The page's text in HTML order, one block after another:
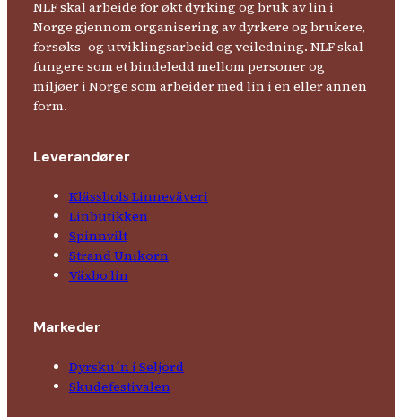
NLF skal arbeide for økt dyrking og bruk av lin i
Norge gjennom organisering av dyrkere og brukere,
forsøks- og utviklingsarbeid og veiledning. NLF skal
fungere som et bindeledd mellom personer og
miljøer i Norge som arbeider med lin i en eller annen
form.
Leverandører
Klässbols Linne­väveri
Linbutikken
Spinnvilt
Strand Unikorn
Växbo lin
Markeder
Dyrsku´n i Seljord
Skude­fes­tivalen